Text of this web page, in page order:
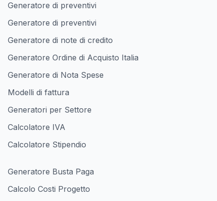
Generatore di preventivi
Generatore di preventivi
Generatore di note di credito
Generatore Ordine di Acquisto Italia
Generatore di Nota Spese
Modelli di fattura
Generatori per Settore
Calcolatore IVA
Calcolatore Stipendio
Generatore Busta Paga
Calcolo Costi Progetto